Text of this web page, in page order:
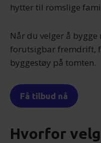
hytter til romslige
Når du velger å
forutsigbar fremdrift,
byggestøy på tomten.
Få tilbud nå
Hvorfor